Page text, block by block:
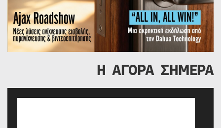
Η ΑΓΟΡΑ ΣΗΜΕΡΑ